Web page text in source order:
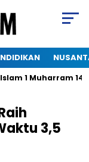
1 Muharram 1445
3,5